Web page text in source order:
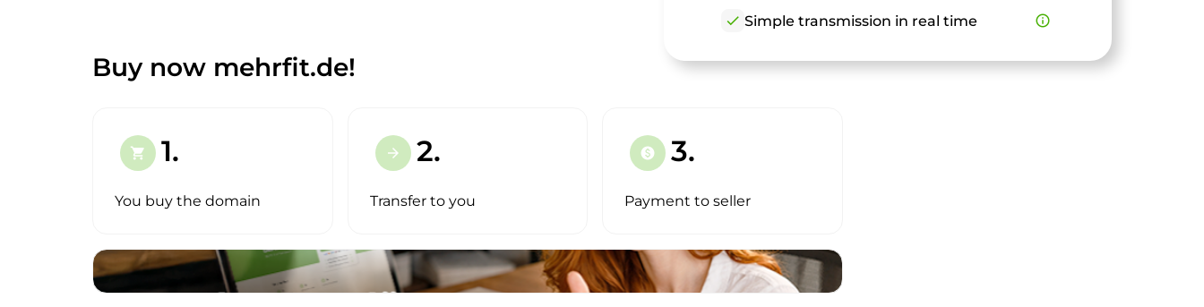
check Simple transmission in real time info_outline
Buy now mehrfit.de!
shopping_cart 1.
You buy the domain
arrow_forward 2.
Transfer to you
paid 3.
Payment to seller